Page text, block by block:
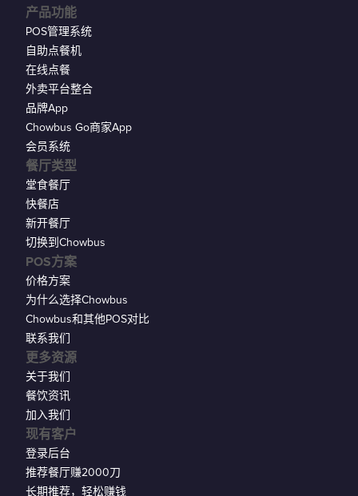
现有客户
登录后台
推荐餐厅赚2000刀
长期推荐，轻松赚钱
产品功能
POS管理系统
自助点餐机
在线点餐
外卖平台整合
品牌App
Chowbus Go商家App
会员系统
餐厅类型
堂食餐厅
快餐店
新开餐厅
切换到Chowbus
POS方案
价格方案
为什么选择Chowbus
Chowbus和其他POS对比
联系我们
更多资源
关于我们
餐饮资讯
加入我们